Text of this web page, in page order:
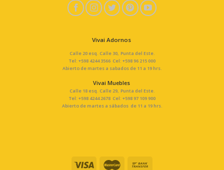
Vivai Adornos
Calle 20 esq. Calle 30, Punta del Este.
Tel: +598 4244 3566 Cel: +598 96 215 000
Abierto de martes a sabados de 11 a 19 hrs.
Vivai Muebles
Calle 18 esq. Calle 29, Punta del Este.
Tel: +598 4244 2678 Cel: +598 97 109 900
Abierto de martes a sábados de 11 a 19 hrs.